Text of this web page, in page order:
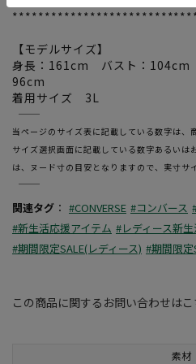
素材
【モデルサイズ】
身長：161cm バスト：
96cm
着用サイズ 3L
―――――――――――――――――――――――
当ページのサイズ表に記載している数字は、
サイズ選択画面に記載している数字あるいは
は、ヌード寸の目安となりますので、実寸サ
―――――――――――――――――――――――
関連タグ ： #CONVERSE #コンバース
#新生活応援アイテム #レディース新
#期間限定SALE(レディース) #期間限定
この商品に関するお問い合わせはこ